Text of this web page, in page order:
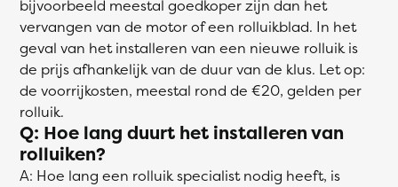
bijvoorbeeld meestal goedkoper zijn dan het
vervangen van de motor of een rolluikblad. In het
geval van het installeren van een nieuwe rolluik is
de prijs afhankelijk van de duur van de klus. Let op:
de voorrijkosten, meestal rond de €20, gelden per
rolluik.
Q: Hoe lang duurt het installeren van
rolluiken?
A: Hoe lang een rolluik specialist nodig heeft, is